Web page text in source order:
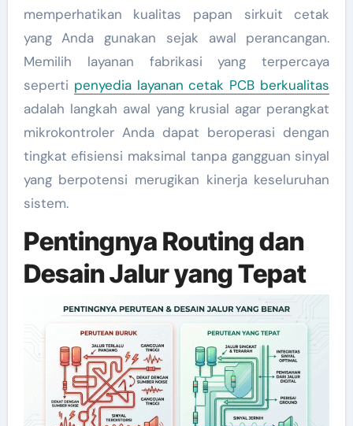
memperhatikan kualitas papan sirkuit cetak
yang Anda gunakan sejak awal perancangan.
Memilih layanan fabrikasi yang terpercaya
seperti penyedia layanan cetak PCB berkualitas
adalah langkah awal yang krusial agar perangkat
mikrokontroler Anda dapat beroperasi dengan
tingkat efisiensi maksimal tanpa gangguan sinyal
yang berpotensi merugikan kinerja keseluruhan
sistem.
Pentingnya Routing dan
Desain Jalur yang Tepat